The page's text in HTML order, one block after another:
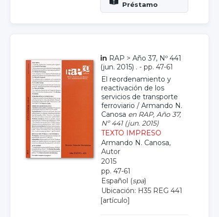
in RAP > Año 37, Nº 441
(jun. 2015) . - pp. 47-61
El reordenamiento y
reactivación de los
servicios de transporte
ferroviario / Armando N.
Canosa en RAP, Año 37,
Nº 441 (jun. 2015)
TEXTO IMPRESO
Armando N. Canosa,
Autor
2015
pp. 47-61
Español (spa)
Ubicación: H35 REG 441
[artículo]